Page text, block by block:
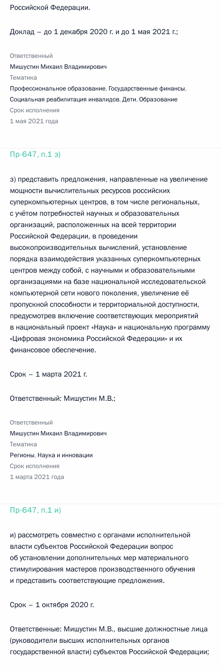
Российской Федерации.
Доклад – до 1 декабря 2020 г. и до 1 мая 2021 г.;
Ответственный
Мишустин Михаил Владимирович
Тематика
Профессиональное образование, Государственные финансы,
Социальная реабилитация инвалидов,Дети,Образование
Срок исполнения
1 мая 2021 года
Пр-647, п.1 з)
з) представить предложения, направленные на увеличение
мощности вычислительных ресурсов российских
суперкомпьютерных центров, в том числе региональных,
с учётом потребностей научных и образовательных
организаций, расположенных на всей территории
Российской Федерации, в проведении
высокопроизводительных вычислений, установление
порядка взаимодействия указанных суперкомпьютерных
центров между собой, с научными и образовательными
организациями на базе национальной исследовательской
компьютерной сети нового поколения, увеличение её
пропускной способности и территориальной доступности,
предусмотрев включение соответствующих мероприятий
в национальный проект «Наука» и национальную программу
«Цифровая экономика Российской Федерации» и их
финансовое обеспечение.
Срок – 1 марта 2021 г.
Ответственный: Мишустин М.В.;
Ответственный
Мишустин Михаил Владимирович
Тематика
Регионы, Наука и инновации
Срок исполнения
1 марта 2021 года
Пр-647, п.1 и)
и) рассмотреть совместно с органами исполнительной
власти субъектов Российской Федерации вопрос
об установлении дополнительных мер материального
стимулирования мастеров производственного обучения
и представить соответствующие предложения.
Срок – 1 октября 2020 г.
Ответственные: Мишустин М.В., высшие должностные лица
(руководители высших исполнительных органов
государственной власти) субъектов Российской Федерации;